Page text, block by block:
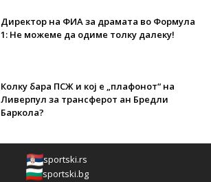
Директор на ФИА за драмата во Формула
1: Не можеме да одиме толку далеку!
Колку бара ПСЖ и кој е „плафонот“ на
Ливерпул за трансферот ан Бредли
Баркола?
sportski.rs
sportski.bg